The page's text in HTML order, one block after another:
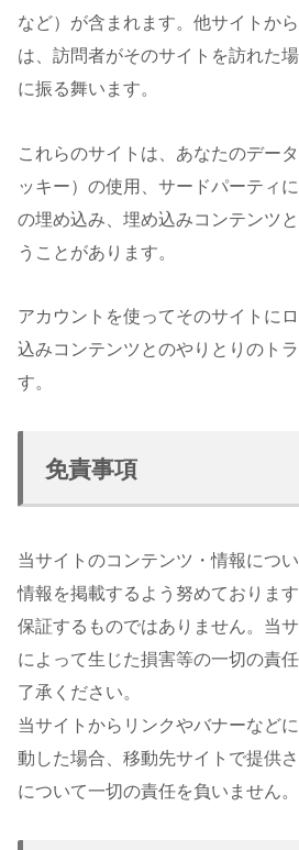
など）が含まれます。他サイトか
は、訪問者がそのサイトを訪れた
に振る舞います。
これらのサイトは、あなたのデー
ッキー）の使用、サードパーティ
の埋め込み、埋め込みコンテンツ
うことがあります。
アカウントを使ってそのサイトに
込みコンテンツとのやりとりのト
す。
免責事項
当サイトのコンテンツ・情報につ
情報を掲載するよう努めておりま
保証するものではありません。当
によって生じた損害等の一切の責
了承ください。
当サイトからリンクやバナーなど
動した場合、移動先サイトで提供
について一切の責任を負いません。